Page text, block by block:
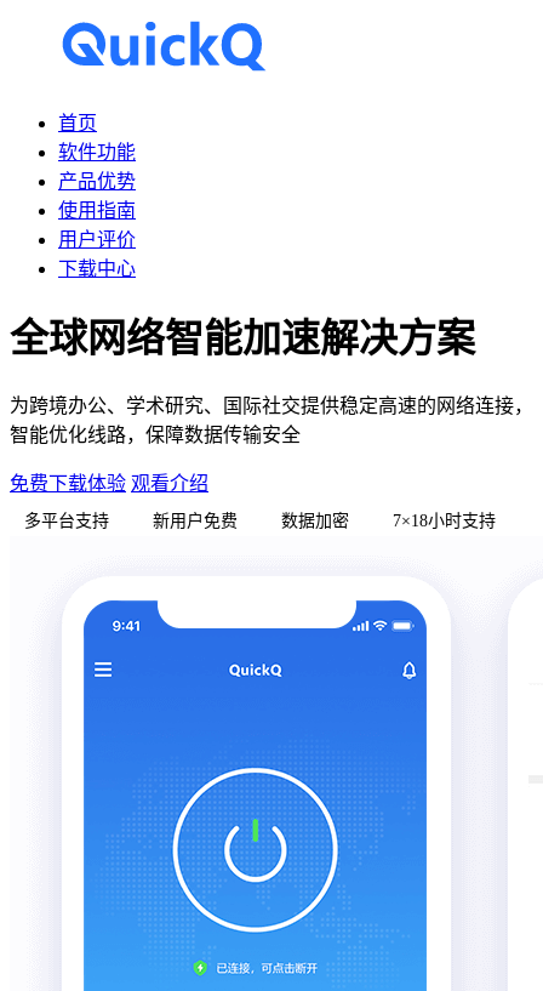
首页
软件功能
产品优势
使用指南
用户评价
下载中心
全球网络智能加速解决方案
为跨境办公、学术研究、国际社交提供稳定高速的网络连接，
智能优化线路，保障数据传输安全
免费下载体验 观看介绍
多平台支持 新用户免费 数据加密 7×18小时支持